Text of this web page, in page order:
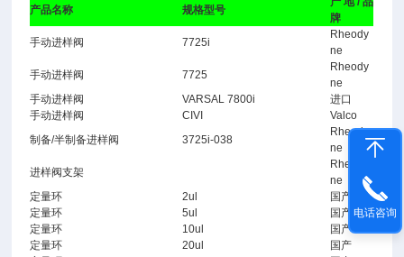
产品名称
规格型号
牌
手动进样阀
7725i
Rheody
ne
手动进样阀
7725
Rheody
ne
手动进样阀
VARSAL 7800i
进口
手动进样阀
CIVI
Valco
制备/半制备进样阀
3725i-038
Rheody
ne
进样阀支架
Rheody
ne
定量环
2ul
国产
定量环
5ul
国产
定量环
10ul
国产
定量环
20ul
国产
电话咨询